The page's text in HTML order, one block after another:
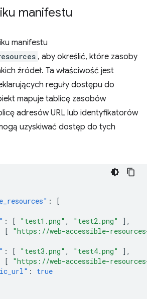
manifestu
manifestu
, aby określić, które zasoby
źródeł. Ta właściwość jest
reguły dostępu do
mapuje tablicę zasobów
adresów URL lub identyfikatorów
uzyskiwać dostęp do tych
:
[
: [ "test1.png" , "test2.png"
],
[
"https://web-accessible-
: [ "test3.png" , "test4.png"
],
[
"https://web-accessible-
:
true